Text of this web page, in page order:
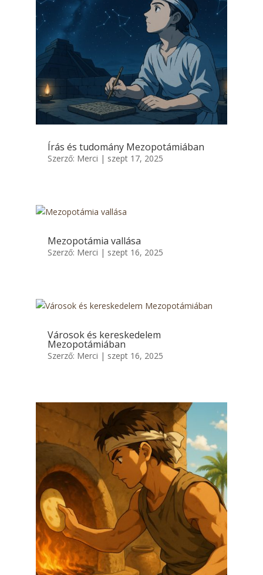
Írás és tudomány Mezopotámiában
Szerző: Merci | szept 17, 2025
Mezopotámia vallása
Szerző: Merci | szept 16, 2025
Városok és kereskedelem
Mezopotámiában
Szerző: Merci | szept 16, 2025